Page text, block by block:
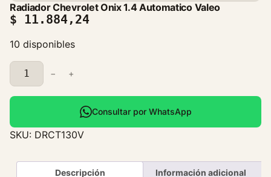
Radiador Chevrolet Onix 1.4 Automatico Valeo
$ 11.884,24
10 disponibles
R
a
d
a
d
− +
Consultar por WhatsApp
SKU: DRCT130V
Descripción Información adicional